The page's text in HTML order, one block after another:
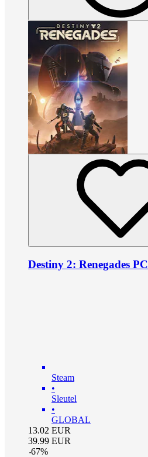
Destiny 2: Renegades PC
Steam
•
Sleutel
•
GLOBAL
13.02 EUR
39.99 EUR
-67%